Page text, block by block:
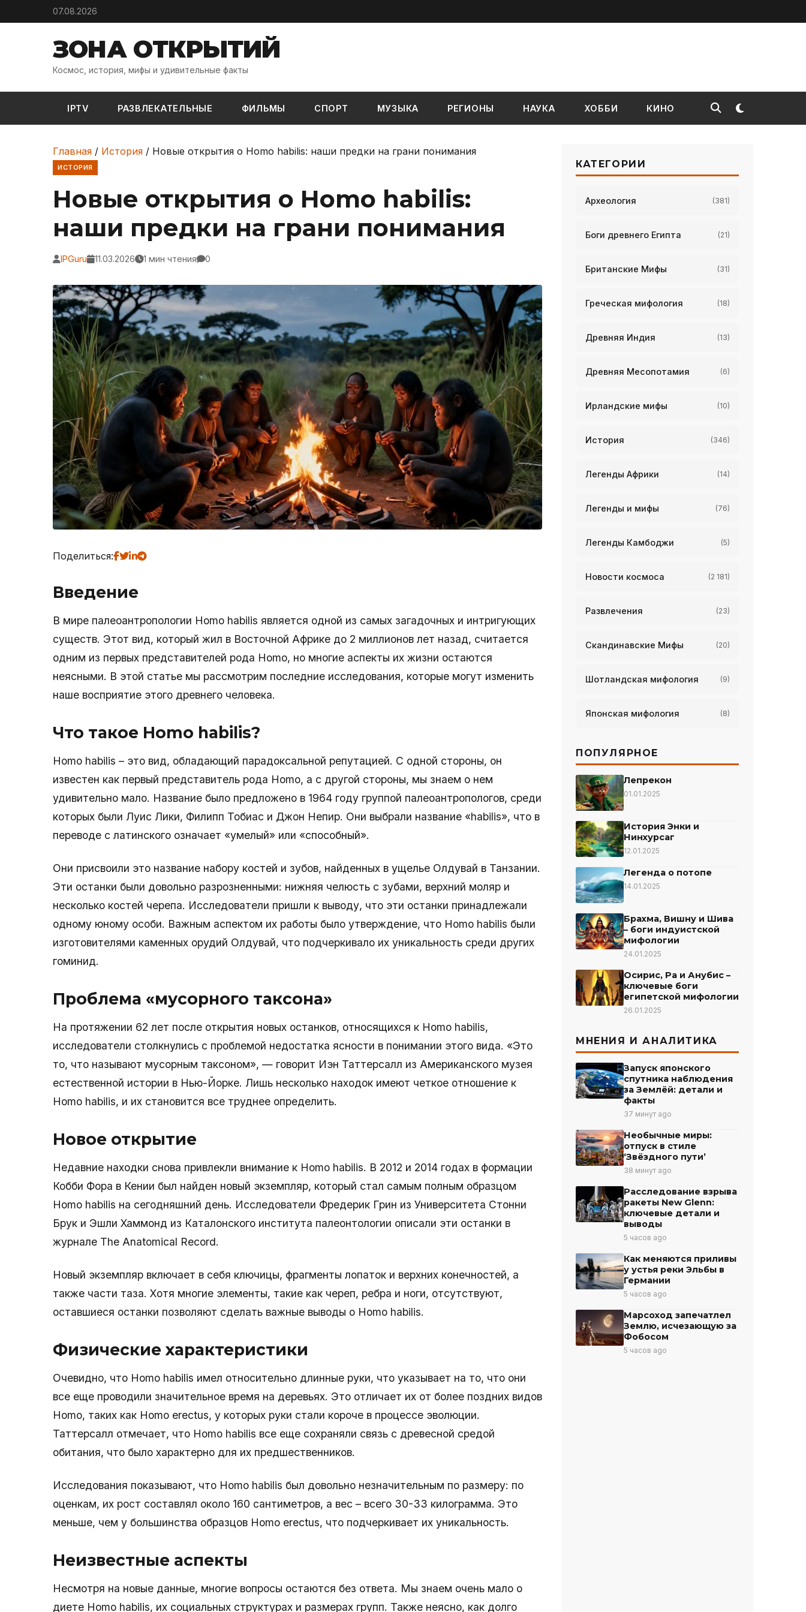
Skip to content07.08.2026
ЗОНА ОТКРЫТИЙ
Космос, история, мифы и удивительные факты
IPTV РАЗВЛЕКАТЕЛЬНЫЕ ФИЛЬМЫ СПОРТ МУЗЫКА РЕГИОНЫ НАУКА ХОББИ КИНО
Главная / История / Новые открытия о Homo habilis: наши предки на грани понимания
ИСТОРИЯ
Новые открытия о Homo habilis:
наши предки на грани понимания
IPGuru 11.03.2026 1 мин чтения 0
Поделиться:
Введение
В мире палеоантропологии Homo habilis является одной из самых загадочных и интригующих
существ. Этот вид, который жил в Восточной Африке до 2 миллионов лет назад, считается
одним из первых представителей рода Homo, но многие аспекты их жизни остаются
неясными. В этой статье мы рассмотрим последние исследования, которые могут изменить
наше восприятие этого древнего человека.
Что такое Homo habilis?
Homo habilis – это вид, обладающий парадоксальной репутацией. С одной стороны, он
известен как первый представитель рода Homo, а с другой стороны, мы знаем о нем
удивительно мало. Название было предложено в 1964 году группой палеоантропологов, среди
которых были Луис Лики, Филипп Тобиас и Джон Непир. Они выбрали название «habilis», что в
переводе с латинского означает «умелый» или «способный».
Они присвоили это название набору костей и зубов, найденных в ущелье Олдувай в Танзании.
Эти останки были довольно разрозненными: нижняя челюсть с зубами, верхний моляр и
несколько костей черепа. Исследователи пришли к выводу, что эти останки принадлежали
одному юному особи. Важным аспектом их работы было утверждение, что Homo habilis были
изготовителями каменных орудий Олдувай, что подчеркивало их уникальность среди других
гоминид.
Проблема «мусорного таксона»
На протяжении 62 лет после открытия новых останков, относящихся к Homo habilis,
исследователи столкнулись с проблемой недостатка ясности в понимании этого вида. «Это
то, что называют мусорным таксоном», — говорит Иэн Таттерсалл из Американского музея
естественной истории в Нью-Йорке. Лишь несколько находок имеют четкое отношение к
Homo habilis, и их становится все труднее определить.
Новое открытие
Недавние находки снова привлекли внимание к Homo habilis. В 2012 и 2014 годах в формации
Кобби Фора в Кении был найден новый экземпляр, который стал самым полным образцом
Homo habilis на сегодняшний день. Исследователи Фредерик Грин из Университета Стонни
Брук и Эшли Хаммонд из Каталонского института палеонтологии описали эти останки в
журнале The Anatomical Record.
Новый экземпляр включает в себя ключицы, фрагменты лопаток и верхних конечностей, а
также части таза. Хотя многие элементы, такие как череп, ребра и ноги, отсутствуют,
оставшиеся останки позволяют сделать важные выводы о Homo habilis.
Физические характеристики
Очевидно, что Homo habilis имел относительно длинные руки, что указывает на то, что они
все еще проводили значительное время на деревьях. Это отличает их от более поздних видов
Homo, таких как Homo erectus, у которых руки стали короче в процессе эволюции.
Таттерсалл отмечает, что Homo habilis все еще сохраняли связь с древесной средой
обитания, что было характерно для их предшественников.
Исследования показывают, что Homo habilis был довольно незначительным по размеру: по
оценкам, их рост составлял около 160 сантиметров, а вес – всего 30-33 килограмма. Это
меньше, чем у большинства образцов Homo erectus, что подчеркивает их уникальность.
Неизвестные аспекты
Несмотря на новые данные, многие вопросы остаются без ответа. Мы знаем очень мало о
диете Homo habilis, их социальных структурах и размерах групп. Также неясно, как долго
КАТЕГОРИИ
Археология (381)
Боги древнего Египта (21)
Британские Мифы (31)
Греческая мифология (18)
Древняя Индия (13)
Древняя Месопотамия (6)
Ирландские мифы (10)
История (346)
Легенды Африки (14)
Легенды и мифы (76)
Легенды Камбоджи (5)
Новости космоса (2 181)
Развлечения (23)
Скандинавские Мифы (20)
Шотландская мифология (9)
Японская мифология (8)
ПОПУЛЯРНОЕ
Лепрекон
01.01.2025
История Энки и
Нинхурсаг
12.01.2025
Легенда о потопе
14.01.2025
Брахма, Вишну и Шива
– боги индуистской
мифологии
24.01.2025
Осирис, Ра и Анубис –
ключевые боги
египетской мифологии
26.01.2025
МНЕНИЯ И АНАЛИТИКА
Запуск японского
спутника наблюдения
за Землёй: детали и
факты
37 минут ago
Необычные миры:
отпуск в стиле
‘Звёздного пути’
38 минут ago
Расследование взрыва
ракеты New Glenn:
ключевые детали и
выводы
5 часов ago
Как меняются приливы
у устья реки Эльбы в
Германии
5 часов ago
Марсоход запечатлел
Землю, исчезающую за
Фобосом
5 часов ago